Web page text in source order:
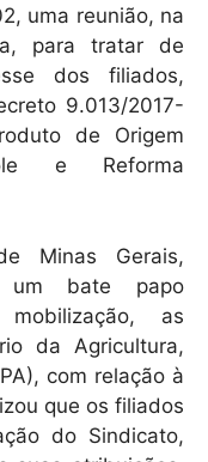
uma reunião, na
para tratar de
dos filiados,
9.013/2017-
de Origem
e Reforma
Minas Gerais,
um bate papo
as
da Agricultura,
com relação à
que os filiados
do Sindicato,